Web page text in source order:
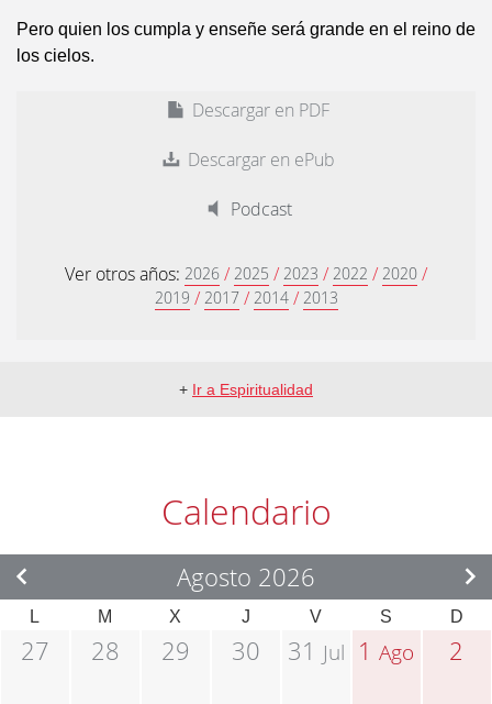
Pero quien los cumpla y enseñe será grande en el reino de
los cielos.
Descargar en PDF
Descargar en ePub
Podcast
Ver otros años: 2026 / 2025 / 2023 / 2022 / 2020 /
2019 / 2017 / 2014 / 2013
+ Ir a Espiritualidad
Calendario
Agosto 2026
L M X J V S D
27 28 29 30 31 Jul 1Ago 2